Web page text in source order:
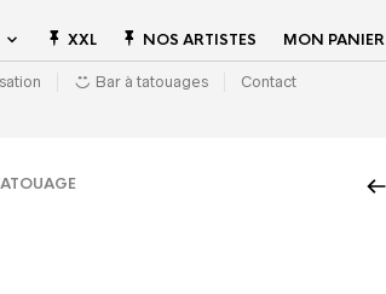
XXL NOS ARTISTES MON PANIER
Bar à tatouages Contact